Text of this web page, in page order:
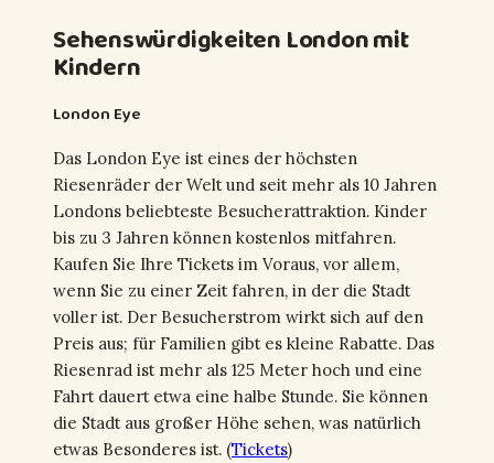
Sehenswürdigkeiten London mit
Kindern
London Eye
Das London Eye ist eines der höchsten
Riesenräder der Welt und seit mehr als 10 Jahren
Londons beliebteste Besucherattraktion. Kinder
bis zu 3 Jahren können kostenlos mitfahren.
Kaufen Sie Ihre Tickets im Voraus, vor allem,
wenn Sie zu einer Zeit fahren, in der die Stadt
voller ist. Der Besucherstrom wirkt sich auf den
Preis aus; für Familien gibt es kleine Rabatte. Das
Riesenrad ist mehr als 125 Meter hoch und eine
Fahrt dauert etwa eine halbe Stunde. Sie können
die Stadt aus großer Höhe sehen, was natürlich
etwas Besonderes ist. (Tickets)